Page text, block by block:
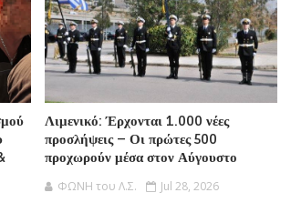
Λιμενικό: Έρχονται 1.000 νέες
προσλήψεις – Οι πρώτες 500
προχωρούν μέσα στον Αύγουστο
ΦΩΝΗ του Λ.Σ. Jul 28, 2026